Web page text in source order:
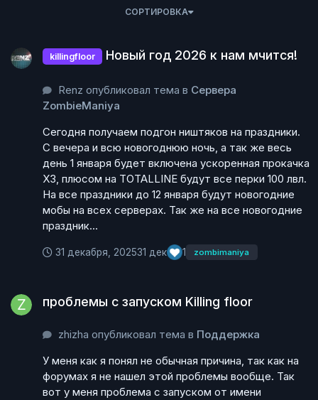
СОРТИРОВКА
killingfloor Новый год 2026 к нам мчится!
Renz опубликовал тема в Сервера
ZombieManiya
Сегодня получаем подгон ништяков на праздники.
С вечера и всю новогоднюю ночь, а так же весь
день 1 января будет включена ускоренная прокачка
Х3, плюсом на TOTALLINE будут все перки 100 лвл.
На все праздники до 12 января будут новогодние
мобы на всех серверах. Так же на все новогодние
праздник...
31 декабря, 202531 дек 1 zombimaniya
проблемы с запуском Killing floor
zhizha опубликовал тема в Поддержка
У меня как я понял не обычная причина, так как на
форумах я не нашел этой проблемы вообще. Так
вот у меня проблема с запуском от имени